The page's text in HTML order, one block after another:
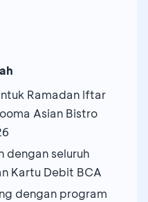
Ramadan Iftar
Asian Bistro
dengan seluruh
Kartu Debit BCA
dengan program